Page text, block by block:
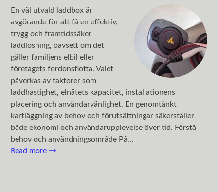
En väl utvald laddbox är
avgörande för att få en effektiv,
trygg och framtidssäker
laddlösning, oavsett om det
gäller familjens elbil eller
företagets fordonsflotta. Valet
påverkas av faktorer som
laddhastighet, elnätets kapacitet, installationens
placering och användarvänlighet. En genomtänkt
kartläggning av behov och förutsättningar säkerställer
både ekonomi och användarupplevelse över tid. Förstå
behov och användningsområde På…
Read more →